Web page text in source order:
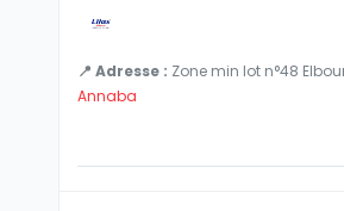
📍 Adresse : Zone min lot n°48
Annaba